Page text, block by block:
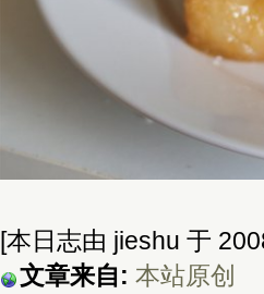
[本日志由 jieshu 于
文章来自: 本站原创